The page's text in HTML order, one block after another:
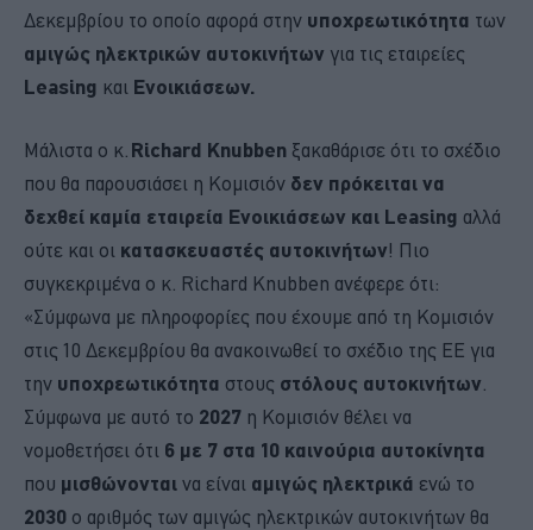
Δεκεμβρίου το οποίο αφορά στην υποχρεωτικότητα των
αμιγώς ηλεκτρικών αυτοκινήτων για τις εταιρείες
Leasing και Ενοικιάσεων.
Μάλιστα ο κ. Richard Knubben ξακαθάρισε ότι το σχέδιο
που θα παρουσιάσει η Κομισιόν δεν πρόκειται να
δεχθεί καμία εταιρεία Ενοικιάσεων και Leasing αλλά
ούτε και οι κατασκευαστές αυτοκινήτων! Πιο
συγκεκριμένα ο κ. Richard Knubben ανέφερε ότι:
«Σύμφωνα με πληροφορίες που έχουμε από τη Κομισιόν
στις 10 Δεκεμβρίου θα ανακοινωθεί το σχέδιο της ΕΕ για
την υποχρεωτικότητα στους στόλους αυτοκινήτων
Σύμφωνα με αυτό το 2027 η Κομισιόν θέλει να
νομοθετήσει ότι 6 με 7 στα 10 καινούρια αυτοκίνητα
που μισθώνονται να είναι αμιγώς ηλεκτρικά ενώ το
2030 ο αριθμός των αμιγώς ηλεκτρικών αυτοκινήτων θα